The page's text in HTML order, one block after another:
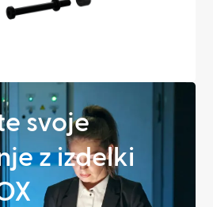
svoje
z izdelki